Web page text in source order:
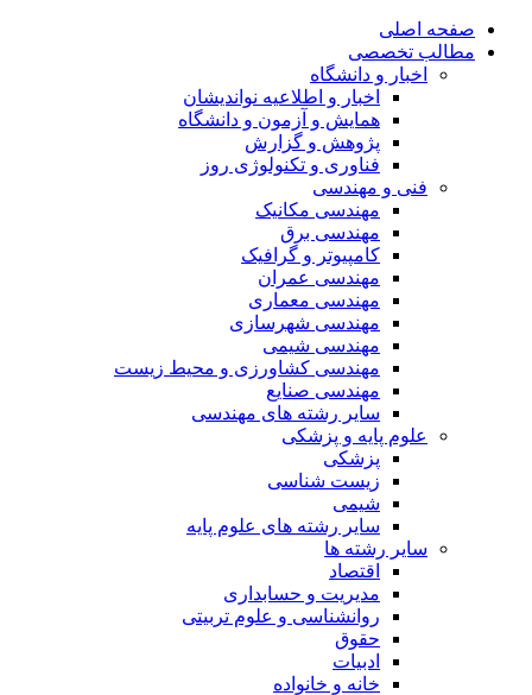
صفحه اصلی
مطالب تخصصی
اخبار و دانشگاه
اخبار و اطلاعیه نواندیشان
همایش و آزمون و دانشگاه
پژوهش و گزارش
فناوری و تکنولوژی روز
فنی و مهندسی
مهندسی مکانیک
مهندسی برق
کامپیوتر و گرافیک
مهندسی عمران
مهندسی معماری
مهندسی شهرسازی
مهندسی شیمی
مهندسی کشاورزی و محیط زیست
مهندسی صنایع
سایر رشته های مهندسی
علوم پایه و پزشکی
پزشکی
زیست شناسی
شیمی
سایر رشته های علوم پایه
سایر رشته ها
اقتصاد
مدیریت و حسابداری
روانشناسی و علوم تربیتی
حقوق
ادبیات
خانه و خانواده